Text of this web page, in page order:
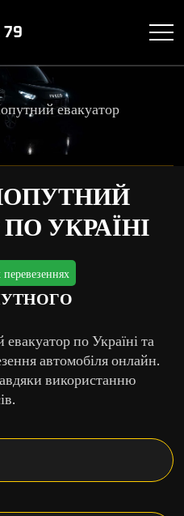
79
евакуатор
УКРАЇНІ
по Україні та
автомобіля онлайн.
використанню